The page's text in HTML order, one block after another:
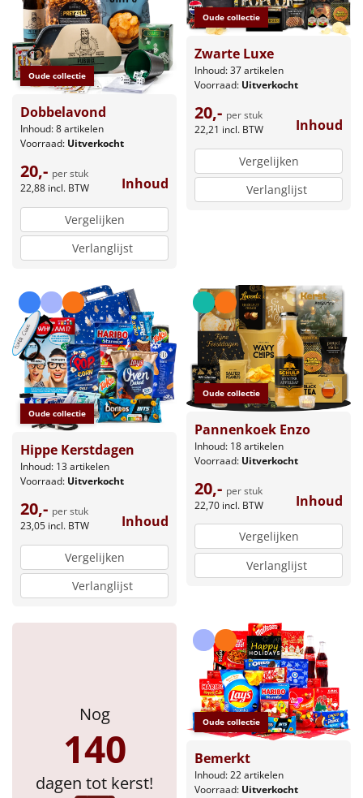
Oude collectie
Dobbelavond
Inhoud: 8 artikelen
Voorraad: Uitverkocht
20,- per stuk
22,88 incl. BTW Inhoud
Vergelijken
Verlanglijst
Oude collectie
Zwarte Luxe
Inhoud: 37 artikelen
Voorraad: Uitverkocht
20,- per stuk
22,21 incl. BTW Inhoud
Vergelijken
Verlanglijst
Oude collectie
Hippe Kerstdagen
Inhoud: 13 artikelen
Voorraad: Uitverkocht
20,- per stuk
23,05 incl. BTW Inhoud
Vergelijken
Verlanglijst
Oude collectie
Pannenkoek Enzo
Inhoud: 18 artikelen
Voorraad: Uitverkocht
20,- per stuk
22,70 incl. BTW Inhoud
Vergelijken
Verlanglijst
Nog
140
dagen tot kerst!
Oude collectie
Bemerkt
Inhoud: 22 artikelen
Voorraad: Uitverkocht